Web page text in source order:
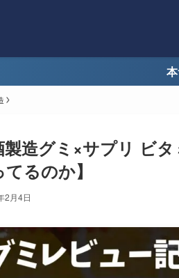
製造グミ×サプリ ビ
るのか】
2月4日